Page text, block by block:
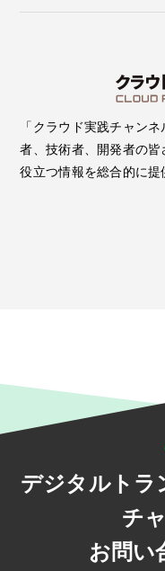
「クラウド実践チャン
者、技術者、開発者の
役立つ情報を総合的に提
デジタルトラ
チ
お問い